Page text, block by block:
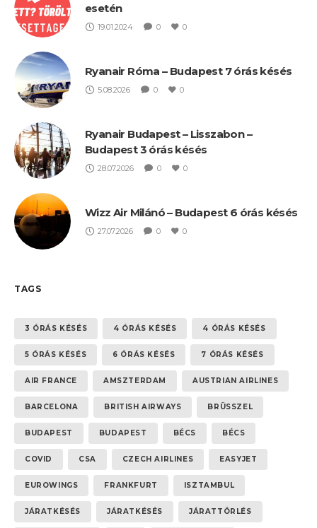
esetén
19.01.2024 0 0
Ryanair Róma – Budapest 7 órás késés
5.08.2026 0 0
Ryanair Budapest – Lisszabon –
Budapest 3 órás késés
28.07.2026 0 0
Wizz Air Milánó – Budapest 6 órás késés
27.07.2026 0 0
TAGS
3 ÓRÁS KÉSÉS 4 ÓRÁS KÉSÉS 4 ÓRÁS KÉSÉS
5 ÓRÁS KÉSÉS 6 ÓRÁS KÉSÉS 7 ÓRÁS KÉSÉS
AIR FRANCE AMSZTERDAM AUSTRIAN AIRLINES
BARCELONA BRITISH AIRWAYS BRÜSSZEL
BUDAPEST BUDAPEST BÉCS BÉCS
COVID CSA CZECH AIRLINES EASYJET
EUROWINGS FRANKFURT ISZTAMBUL
JÁRATKÉSÉS JÁRATKÉSÉS JÁRATTÖRLÉS